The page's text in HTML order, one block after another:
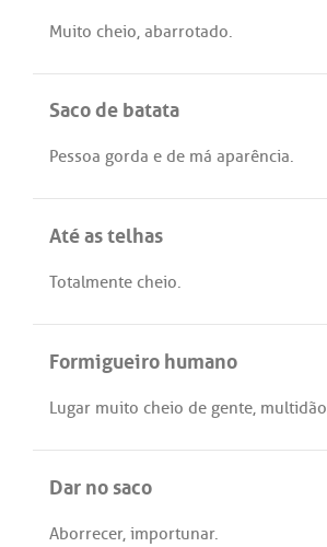
Muito cheio, abarrotado.
Saco de batata
Pessoa gorda e de má aparência.
Até as telhas
Totalmente cheio.
Formigueiro humano
Lugar muito cheio de gente, multidão
Dar no saco
Aborrecer, importunar.